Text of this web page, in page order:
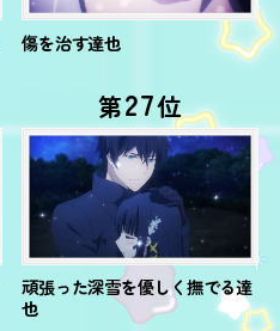
傷を治す達也
第27位
頑張った深雪を優しく撫でる達
也